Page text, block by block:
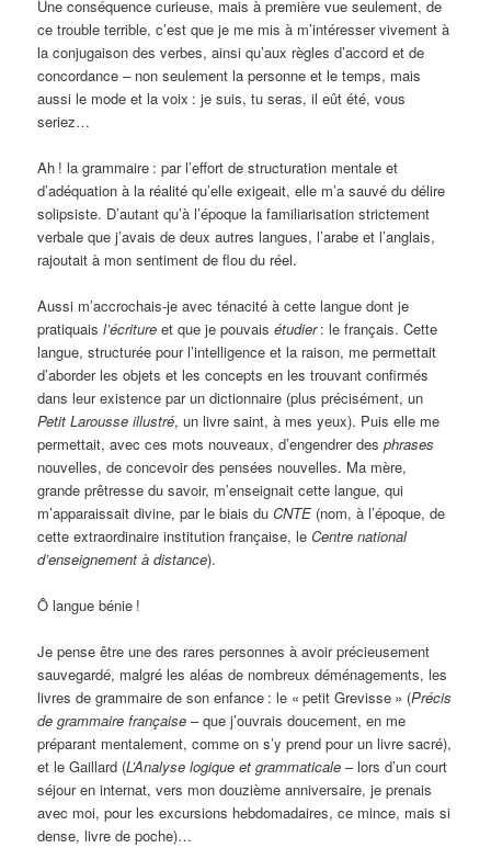
Une conséquence curieuse, mais à première vue seulement, de
ce trouble terrible, c’est que je me mis à m’intéresser vivement à
la conjugaison des verbes, ainsi qu’aux règles d’accord et de
concordance – non seulement la personne et le temps, mais
aussi le mode et la voix : je suis, tu seras, il eût été, vous
seriez…
Ah ! la grammaire : par l’effort de structuration mentale et
d’adéquation à la réalité qu’elle exigeait, elle m’a sauvé du délire
solipsiste. D’autant qu’à l’époque la familiarisation strictement
verbale que j’avais de deux autres langues, l’arabe et l’anglais,
rajoutait à mon sentiment de flou du réel.
Aussi m’accrochais-je avec ténacité à cette langue dont je
pratiquaisl’écriture et que je pouvaisétudier : le français. Cette
langue, structurée pour l’intelligence et la raison, me permettait
d’aborder les objets et les concepts en les trouvant confirmés
dans leur existence par un dictionnaire (plus précisément, un
Petit Larousse illustré, un livre saint, à mes yeux). Puis elle me
permettait, avec ces mots nouveaux, d’engendrer desphrases
nouvelles, de concevoir des pensées nouvelles. Ma mère,
grande prêtresse du savoir, m’enseignait cette langue, qui
m’apparaissait divine, par le biais duCNTE (nom, à l’époque, de
cette extraordinaire institution française, leCentre national
d’enseignement à distance).
Ô langue bénie !
Je pense être une des rares personnes à avoir précieusement
sauvegardé, malgré les aléas de nombreux déménagements, les
livres de grammaire de son enfance : le « petit Grevisse » (Précis
de grammaire française – que j’ouvrais doucement, en me
préparant mentalement, comme on s’y prend pour un livre sacré),
et le Gaillard (L’Analyse logique et grammaticale – lors d’un court
séjour en internat, vers mon douzième anniversaire, je prenais
avec moi, pour les excursions hebdomadaires, ce mince, mais si
dense, livre de poche)…